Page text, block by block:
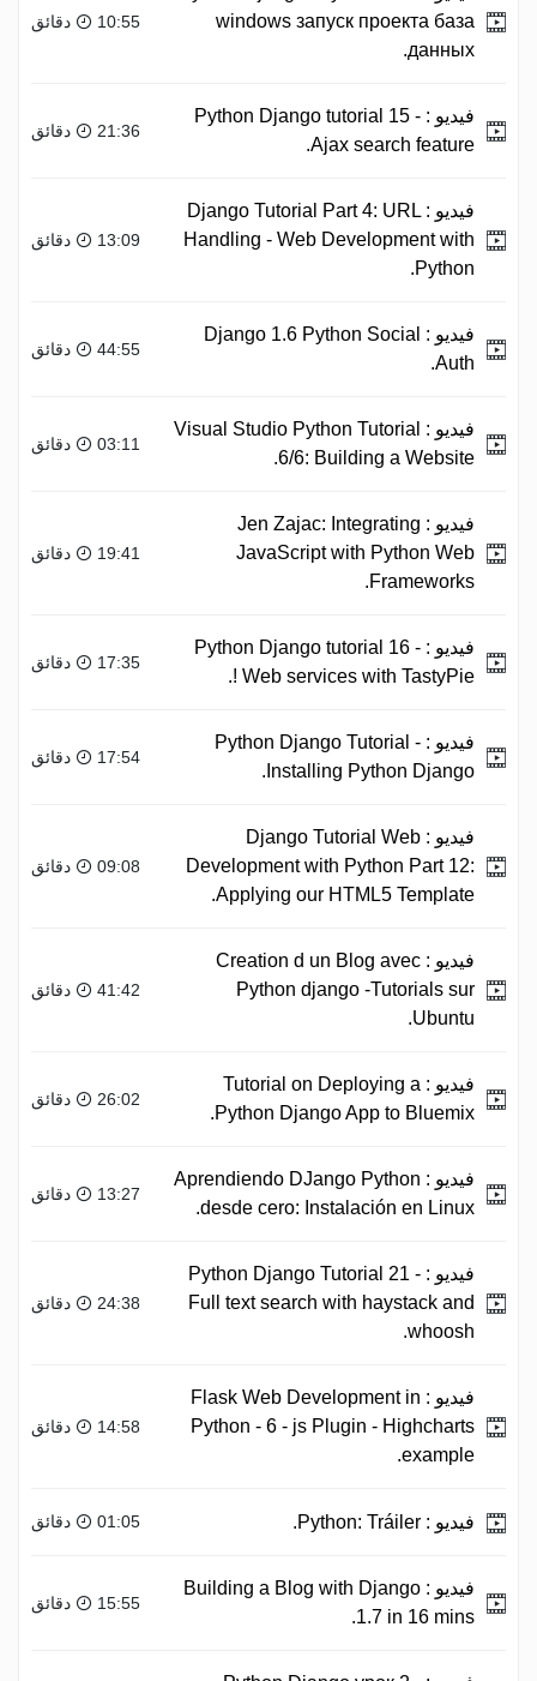
windows запуск проекта база
данных.
10:55 دقائق
فيديو : Python Django tutorial 15 -
Ajax search feature.
21:36 دقائق
فيديو : Django Tutorial Part 4: URL
Handling - Web Development with
Python.
13:09 دقائق
فيديو : Django 1.6 Python Social
Auth.
44:55 دقائق
فيديو : Visual Studio Python Tutorial
6/6: Building a Website.
03:11 دقائق
فيديو : Jen Zajac: Integrating
JavaScript with Python Web
Frameworks.
19:41 دقائق
فيديو : Python Django tutorial 16 -
Web services with TastyPie !.
17:35 دقائق
فيديو : Python Django Tutorial -
Installing Python Django.
17:54 دقائق
فيديو : Django Tutorial Web
Development with Python Part 12:
Applying our HTML5 Template.
09:08 دقائق
فيديو : Creation d un Blog avec
Python django -Tutorials sur
Ubuntu.
41:42 دقائق
فيديو : Tutorial on Deploying a
Python Django App to Bluemix.
26:02 دقائق
فيديو : Aprendiendo DJango Python
desde cero: Instalación en Linux.
13:27 دقائق
فيديو : Python Django Tutorial 21 -
Full text search with haystack and
whoosh.
24:38 دقائق
فيديو : Flask Web Development in
Python - 6 - js Plugin - Highcharts
example.
14:58 دقائق
فيديو : 01:05 دقائق
فيديو : Building a Blog with Django
1.7 in 16 mins.
15:55 دقائق